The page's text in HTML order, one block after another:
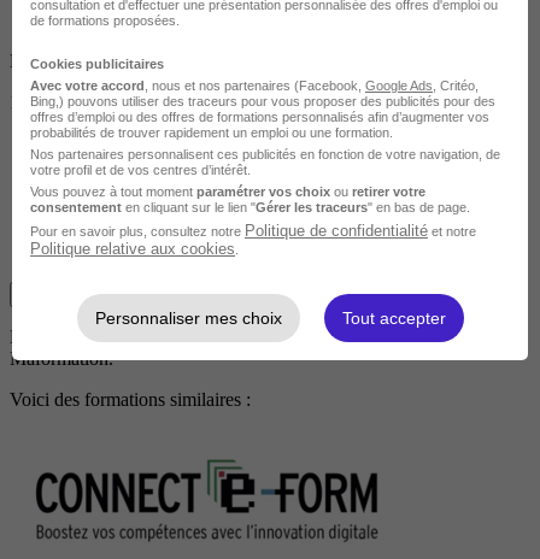
Non finançable CPF
1195 €
Je m'informe gratuitement
Malheureusement, vous ne pouvez pas contacter ce centre via
Maformation.
Voici des formations similaires :
consultation et d'effectuer une présentation personnalisée des offres d'emploi ou
de formations proposées.
Cookies publicitaires
Avec votre accord , nous et nos partenaires (Facebook, Google Ads , Critéo,
Bing,) pouvons utiliser des traceurs pour vous proposer des publicités pour des
offres d’emploi ou des offres de formations personnalisés afin d’augmenter vos
probabilités de trouver rapidement un emploi ou une formation.
Nos partenaires personnalisent ces publicités en fonction de votre navigation, de
votre profil et de vos centres d’intérêt.
Vous pouvez à tout moment paramétrer vos choix ou retirer votre
consentement en cliquant sur le lien "Gérer les traceurs" en bas de page.
Pour en savoir plus, consultez notre Politique de confidentialité et notre
Politique relative aux cookies
Personnaliser mes choix Tout accepter